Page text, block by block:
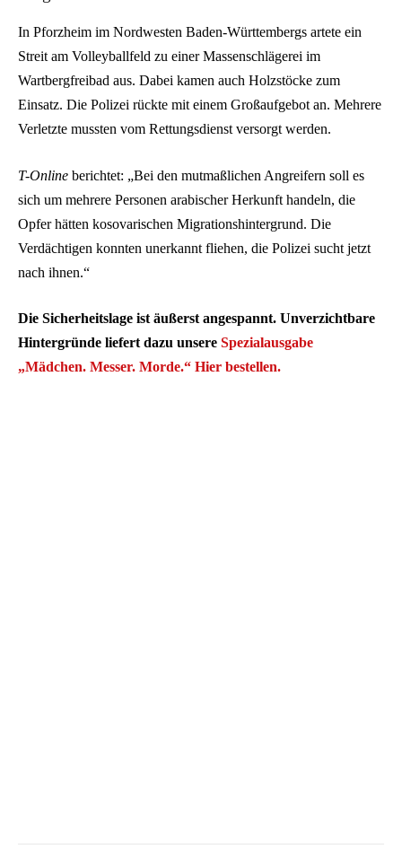
In Pforzheim im Nordwesten Baden-Württembergs artete ein
Streit am Volleyballfeld zu einer Massenschlägerei im
Wartbergfreibad aus. Dabei kamen auch Holzstöcke zum
Einsatz. Die Polizei rückte mit einem Großaufgebot an. Mehrere
Verletzte mussten vom Rettungsdienst versorgt werden.
T-Online berichtet: „Bei den mutmaßlichen Angreifern soll es
sich um mehrere Personen arabischer Herkunft handeln, die
Opfer hätten kosovarischen Migrationshintergrund. Die
Verdächtigen konnten unerkannt fliehen, die Polizei sucht jetzt
nach ihnen.“
Die Sicherheitslage ist äußerst angespannt. Unverzichtbare
Hintergründe liefert dazu unsere Spezialausgabe
„Mädchen. Messer. Morde.“ Hier bestellen.